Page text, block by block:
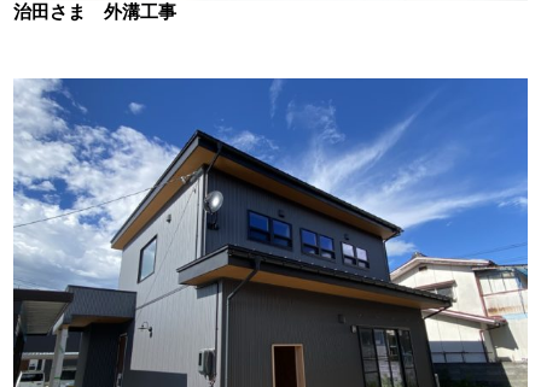
治田さま 外溝工事